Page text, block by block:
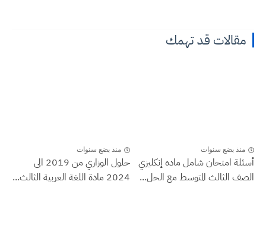
مقالات قد تهمك
منذ بضع سنوات
أسئلة امتحان شامل ماده إنكليزي
الصف الثالث المتوسط مع الحل...
منذ بضع سنوات
حلول الوزاري من 2019 الى
2024 مادة اللغة العربية الثالث...